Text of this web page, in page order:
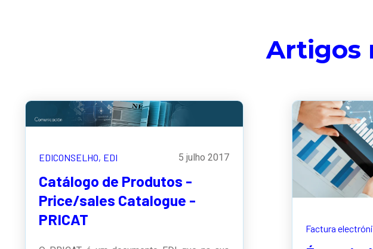
Artigos
EDICONSELHO, EDI 5 julho 2017
Catálogo de Produtos -
Price/sales Catalogue -
PRICAT
Factura